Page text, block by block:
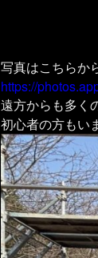
写真はこちらか
https://
遠方からも多く
初心者の方もい